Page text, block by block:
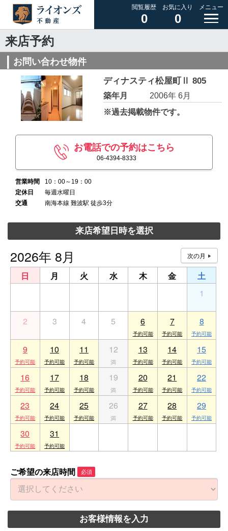
閲覧履歴
0
お気に入り
0
メニュー
来店予約
お問い合わせ物件
ディナスティ松屋町Ⅱ 805
築年月
2006年 6月
※過去掲載物件です。
お電話での予約はこちら
06-4394-8333
営業時間
10：00～19：00
定休日
毎週水曜日
交通
南海本線 難波駅 徒歩3分
来店希望日時を選択
2026年 8月
日 月 火 水 木 金
土
1
2 3 4 5 6 7 8
9 10 11 12 13 14 15
16 17 18 19 20 21 22
23 24 25 26 27 28 29
30 31
ご希望の来店時間 必須
お客様情報を入力